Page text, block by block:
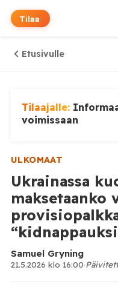
Tilaa
Etusivulle
Tilaajalle:
voimissaan
ULKOMAAT
Ukrainassa
maksetaanko
Samuel Gryning
21.5.2026 klo 16:00·